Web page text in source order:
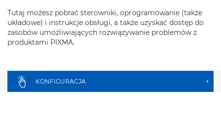
Tutaj możesz pobrać sterowniki, oprogramowanie (także
układowe) i instrukcje obsługi, a także uzyskać dostęp do
zasobów umożliwiających rozwiązywanie problemów z
produktami PIXMA.
KONFIGURACJA +